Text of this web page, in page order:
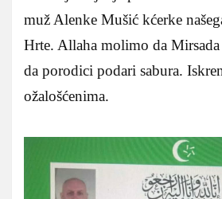
muž Alenke Mušić kćerke
Hrte. Allaha molimo da Mirsada
da porodici podari sabura.
ožalošćenima.